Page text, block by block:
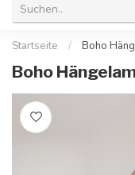
Startseite / Boho
Boho